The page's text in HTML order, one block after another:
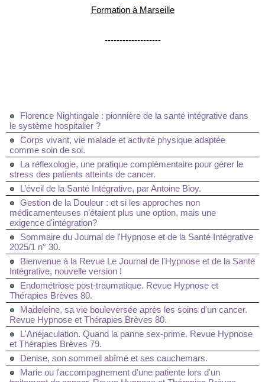
Formation à Marseille
-------------------
Florence Nightingale : pionnière de la santé intégrative dans
le système hospitalier ?
Corps vivant, vie malade et activité physique adaptée
comme soin de soi.
La réflexologie, une pratique complémentaire pour gérer le
stress des patients atteints de cancer.
L’éveil de la Santé Intégrative, par Antoine Bioy.
Gestion de la Douleur : et si les approches non
médicamenteuses n’étaient plus une option, mais une
exigence d'intégration?
Sommaire du Journal de l'Hypnose et de la Santé Intégrative
2025/1 n° 30.
Bienvenue à la Revue Le Journal de l'Hypnose et de la Santé
Intégrative, nouvelle version !
Endométriose post-traumatique. Revue Hypnose et
Thérapies Brèves 80.
Madeleine, sa vie bouleversée après les soins d'un cancer.
Revue Hypnose et Thérapies Brèves 80.
L'Anéjaculation. Quand la panne sex-prime. Revue Hypnose
et Thérapies Brèves 79.
Denise, son sommeil abîmé et ses cauchemars.
Marie ou l'accompagnement d'une patiente lors d'un